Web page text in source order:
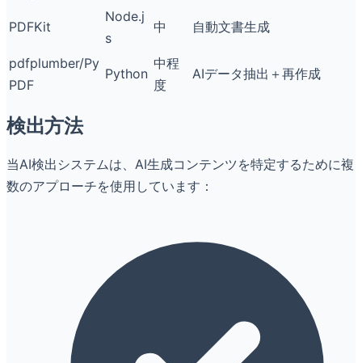
PDFKit
Node.j
s
中 自動文書生成
pdfplumber/Py
PDF
Python
中程
度
AIデータ抽出＋再作成
検出方法
当AI検出システムは、AI生成コンテンツを特定するために複
数のアプローチを使用しています：